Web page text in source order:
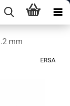
mm
ERSA